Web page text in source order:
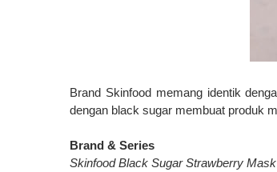
Brand Skinfood memang identik
dengan black sugar membuat produk
Brand & Series
Skinfood Black Sugar Strawberry